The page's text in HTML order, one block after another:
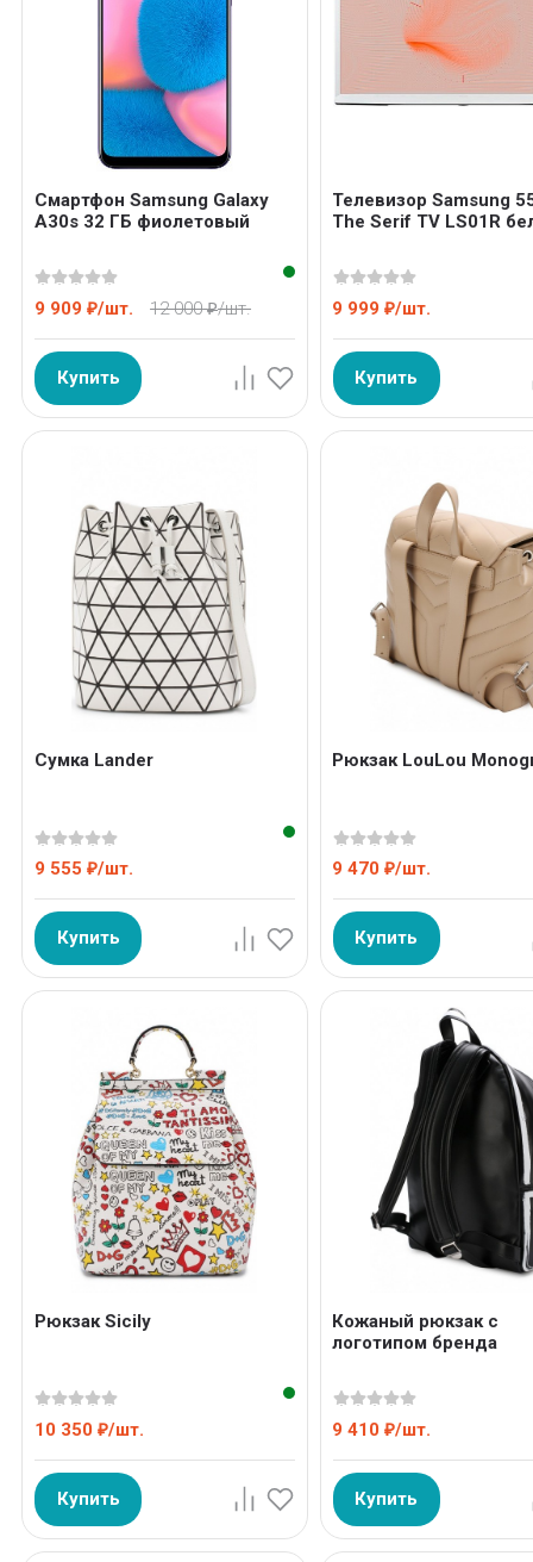
Смартфон Samsung Galaxy
A30s 32 ГБ фиолетовый
9 909 ₽/шт. 12 000 ₽/шт.
Купить
Телевизор Samsung
The Serif TV LS01R
9 999 ₽/шт.
Купить
Сумка Lander
9 555 ₽/шт.
Купить
Рюкзак LouLou
9 470 ₽/шт.
Купить
Рюкзак Sicily
10 350 ₽/шт.
Купить
Кожаный рюкзак с
логотипом бренда
9 410 ₽/шт.
Купить